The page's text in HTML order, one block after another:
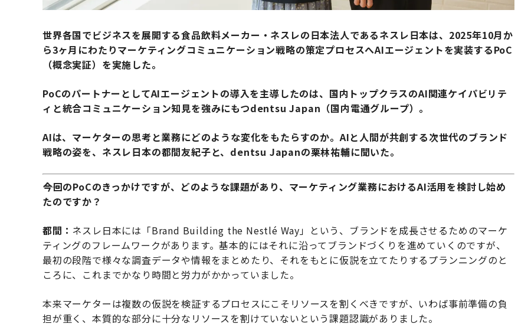
世界各国でビジネスを展開する食品飲料メーカー・ネスレの日本法人であるネスレ日本は、2025年10月か
ら3ヶ月にわたりマーケティングコミュニケーション戦略の策定プロセスへAIエージェントを実装するPoC
（概念実証）を実施した。
PoCのパートナーとしてAIエージェントの導入を主導したのは、国内トップクラスのAI関連ケイパビリテ
ィと統合コミュニケーション知見を強みにもつdentsu Japan（国内電通グループ）。
AIは、マーケターの思考と業務にどのような変化をもたらすのか。AIと人間が共創する次世代のブランド
戦略の姿を、ネスレ日本の都間友紀子と、dentsu Japanの栗林祐輔に聞いた。
――今回のPoCのきっかけですが、どのような課題があり、マーケティング業務におけるAI活用を検討し始め
たのですか？
都間： ネスレ日本には「Brand Building the Nestlé Way」という、ブランドを成長させるためのマーケ
ティングのフレームワークがあります。基本的にはそれに沿ってブランドづくりを進めていくのですが、
最初の段階で様々な調査データや情報をまとめたり、それをもとに仮説を立てたりするプランニングのと
ころに、これまでかなり時間と労力がかかっていました。
本来マーケターは複数の仮説を検証するプロセスにこそリソースを割くべきですが、いわば事前準備の負
担が重く、本質的な部分に十分なリソースを割けていないという課題認識がありました。